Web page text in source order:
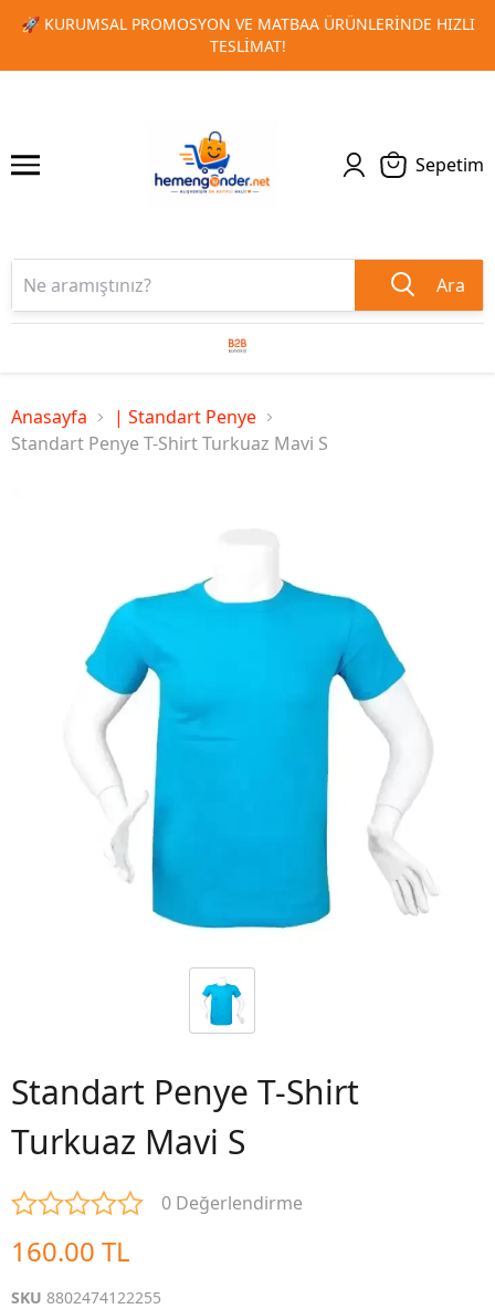
HIZLI
🎁 TOPLU SIPARIŞLERINIZDE ÖZEL İNDIRIM
1 2
Sepetim
Ara
Anasayfa
| Standart Penye
Standart Penye T-Shirt Turkuaz Mavi S
Standart Penye T-Shirt
Turkuaz Mavi S
0 Değerlendirme
160.00 TL
SKU 8802474122255